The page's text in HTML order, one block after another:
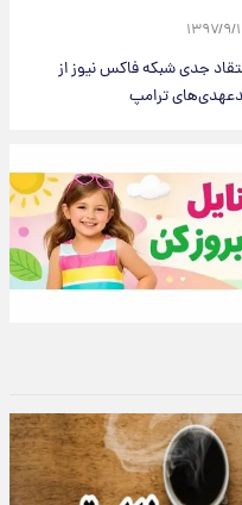
۹/۱۶
جدی شبکه فاکس نیوز از
ترامپ